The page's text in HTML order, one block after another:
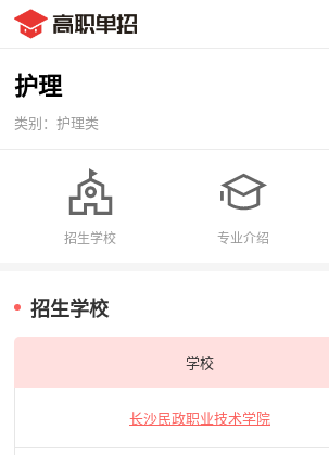
护理
类别：护理类
招生学校 专业介绍
招生学校
学校
长沙民政职业技术学院